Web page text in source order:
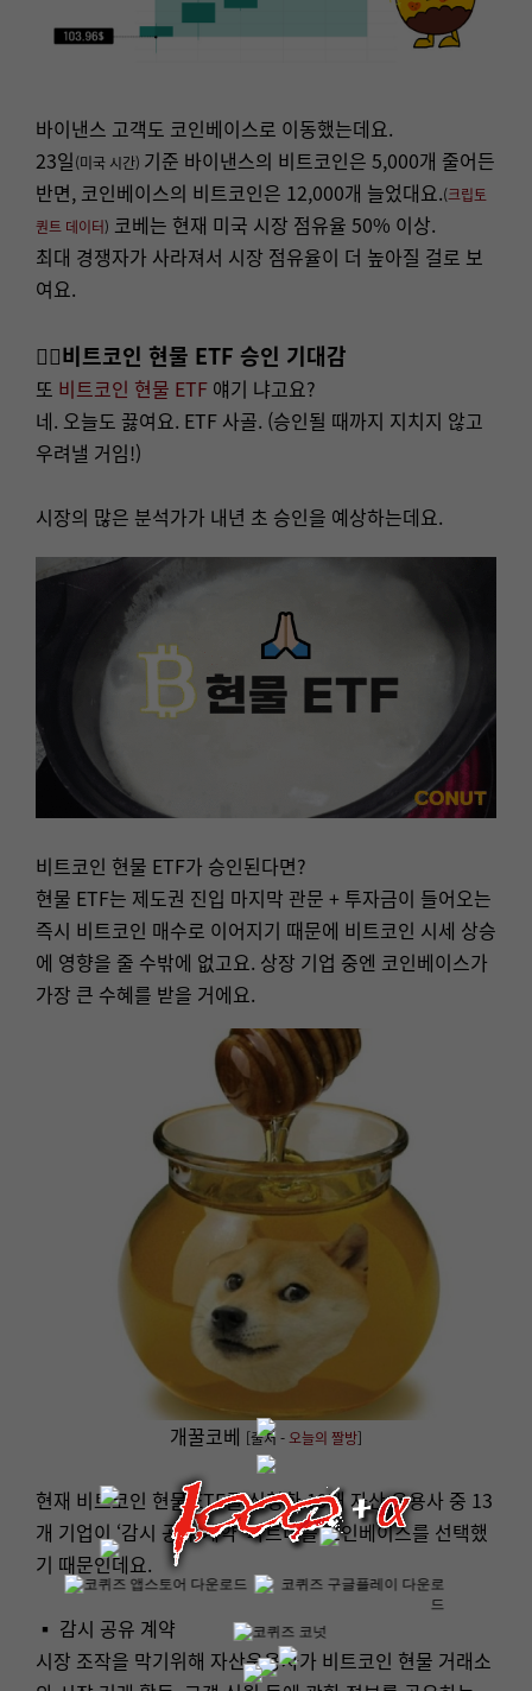
바이낸스 고객도 코인베이스로 이동했는데요.
23일(미국 시간) 기준 바이낸스의 비트코인은 5,000개 줄어든
반면, 코인베이스의 비트코인은 12,000개 늘었대요.(크립토
퀀트 데이터) 코베는 현재 미국 시장 점유율 50% 이상.
최대 경쟁자가 사라져서 시장 점유율이 더 높아질 걸로 보
여요.
👉🏻비트코인 현물 ETF 승인 기대감
또 비트코인 현물 ETF 얘기 냐고요?
네. 오늘도 끓여요. ETF 사골. (승인될 때까지 지치지 않고
우려낼 거임!)
시장의 많은 분석가가 내년 초 승인을 예상하는데요.
비트코인 현물 ETF가 승인된다면?
현물 ETF는 제도권 진입 마지막 관문 + 투자금이 들어오는
즉시 비트코인 매수로 이어지기 때문에 비트코인 시세 상승
에 영향을 줄 수밖에 없고요. 상장 기업 중엔 코인베이스가
가장 큰 수혜를 받을 거에요.
개꿀코베 [출처 -오늘의 짤방]
현재 비트코인 현물 ETF를 신청한 19개 자산 운용사 중 13
개 기업이 ‘감시 공유 계약’ 파트너를 코인베이스를 선택했
기 때문인데요.
▪ 감시 공유 계약
시장 조작을 막기위해 자산운용사가 비트코인 현물 거래소